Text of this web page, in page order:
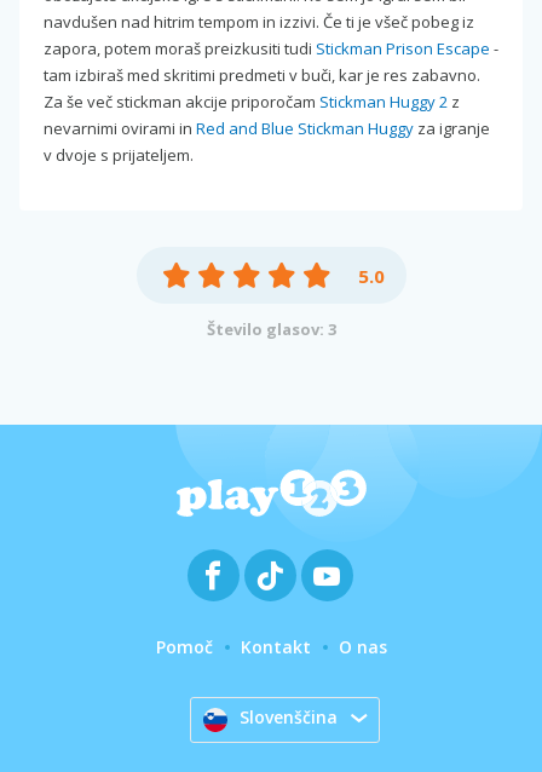
navdušen nad hitrim tempom in izzivi. Če ti je všeč pobeg iz
zapora, potem moraš preizkusiti tudi Stickman Prison Escape -
tam izbiraš med skritimi predmeti v buči, kar je res zabavno.
Za še več stickman akcije priporočam Stickman Huggy 2 z
nevarnimi ovirami in Red and Blue Stickman Huggy za igranje
v dvoje s prijateljem.
5.0
Število glasov: 3
Pomoč Kontakt O nas
Slovenščina